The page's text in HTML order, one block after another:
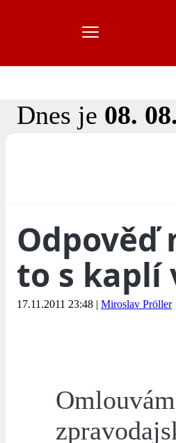
Dnes je 08.
Odpověď
to s kaplí
17.11.2011 23:48 | Miroslav Pröller